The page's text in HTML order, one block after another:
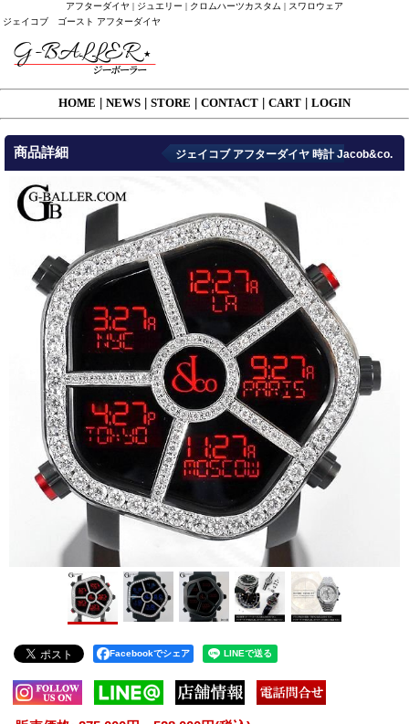
アフターダイヤ | ジュエリー | クロムハーツカスタム | スワロウェア
ジェイコブ ゴースト アフターダイヤ
HOME NEWS STORE CONTACT CART LOGIN
商品詳細 ジェイコブ アフターダイヤ 時計 Jacob&co.
Facebookでシェア